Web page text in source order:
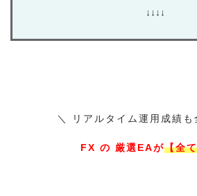
↓↓↓↓
＼ リアルタイム運用成績も
FX の 厳選EAが【全